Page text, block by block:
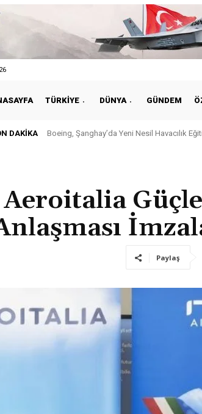
TÜRKIYE DÜNYA GÜNDEM
DAKIKA Boeing, Şanghay’da Yeni Nesil Havacılık
Türkiye ile Vietnam Arasında Hava
Aeroitalia
Paylaş